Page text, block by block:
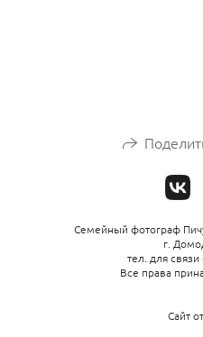
Семейный фотограф
г.
тел. для
Все права
Сайт от